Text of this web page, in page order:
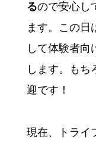
るので安心し
ます。この日
して体験者向
します。もち
迎です！
現在、トライ